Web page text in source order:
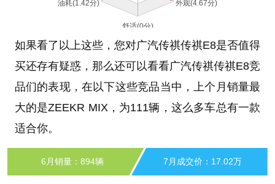
如果看了以上这些，您对广汽传祺传祺E8是否值得
买还存有疑惑，那么还可以看看广汽传祺传祺E8竞
品们的表现，在以下这些竞品当中，上个月销量最
大的是ZEEKR MIX，为111辆，这么多车总有一款
适合你。
6月销量：894辆 7月成交价：17.02万